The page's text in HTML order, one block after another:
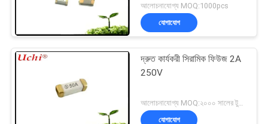
আলোচনাযোগ্য MOQ:1000pcs
যোগাযোগ
দ্রুত কার্যকরী সিরামিক ফিউজ 2A
250V
যোগাযোগ